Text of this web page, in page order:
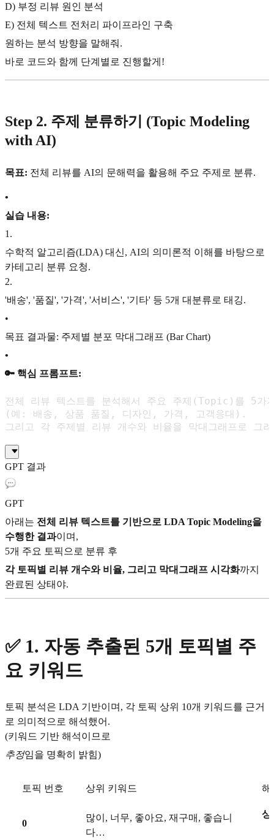
D) 부정 리뷰 원인 분석
E) 전체 텍스트 전처리 파이프라인 구축
원하는 분석 방향을 말해줘.
바로 코드와 함께 단계별로 진행할게!
Step 2. 주제 분류하기 (Topic Modeling
with AI)
목표: 전체 리뷰를 AI의 문해력을 활용해 주요 주제로 분류.
•
실습 내용:
1 .
수학적 알고리즘(LDA) 대신, AI의 의미론적 이해를 바탕으로
카테고리 분류 요청.
2.
'배송', '품질', '가격', '서비스', '기타' 등 5개 대분류로 태깅.
•
목표 결과물: 주제별 분포 막대그래프 (Bar Chart)
•
🔑 핵심 프롬프트:
전체 리뷰 텍스트를 분석해서 주요 주제(Topic)를 5가
(예: 배송, 상품 품질, 디자인, 가격, 고객응대).
그리고 각 주제별 리뷰 개수와 비율을 막대그래프로 그려
GPT 결과
GPT
아래는 전체 리뷰 텍스트를 기반으로 LDA Topic Modeling을
수행한 결과이며,
5개 주요 토픽으로 분류 후
각 토픽별 리뷰 개수와 비율, 그리고 막대그래프 시각화까지
완료된 상태야.
✅ 1. 자동 추출된 5개 토픽별 주
요 키워드
토픽 분석은 LDA 기반이며, 각 토픽 상위 10개 키워드를 근거
로 의미적으로 해석했어.
(키워드 기반 해석이므로
추정임을 명확히 밝힘)
토픽 번호 상위 키워드 해
0
많이, 너무, 좋아요, 재구매, 좋습니
다…
상